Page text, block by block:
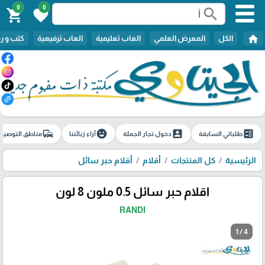
search
0
favorite
0
shopping_cart
home الكل المعرض العلمي العاب تعليمية العاب ترفيهية كتب و
ballotطلباتي السابقة account_boxدخول تجار الجملة emoji_emotionsآراء زبائننا commuteمناطق
الرئيسية كل المنتجات أقلام أقلام حبر سائل
اقلام حبر سائل 0.5 ملون 8 لون
RANDI
1 / 4